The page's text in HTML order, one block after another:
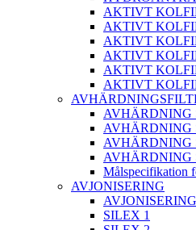
AKTIVT
AKTIVT
AKTIVT
AKTIVT
AKTIVT
AKTIVT
AVHÄRDNING
AVHÄRDNING
AVHÄRDNING
AVHÄRDNING
Målspecifikation
AVJONISERING
AVJONISERING
SILEX 1